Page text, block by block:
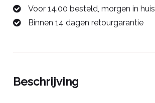
Ø
6,0
Voor 14.00 besteld, morgen in huis
Binnen 14 dagen retourgarantie
Beschrijving